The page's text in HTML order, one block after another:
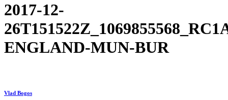
2017-12-
ENGLAND-MUN-BUR
Vlad Bogos